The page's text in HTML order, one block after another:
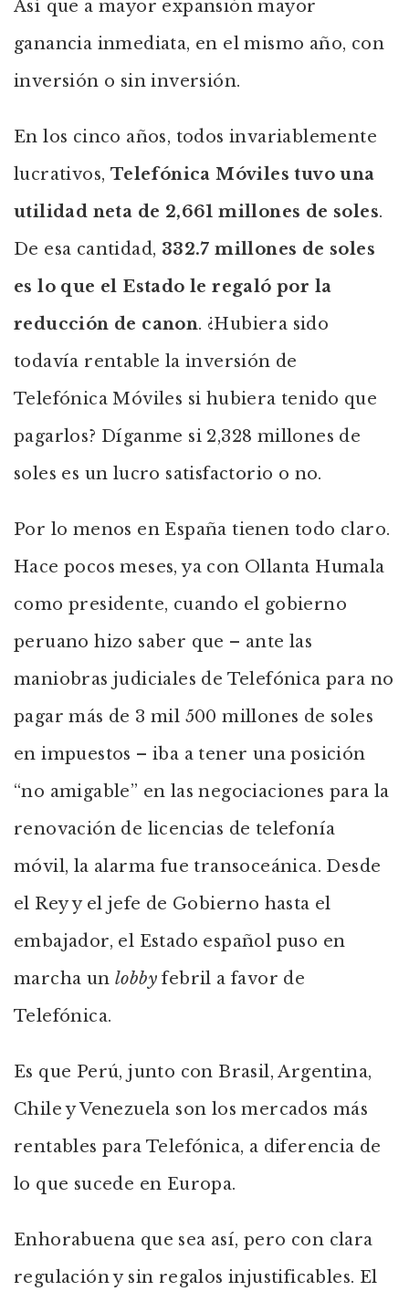
Así que a mayor expansión mayor
ganancia inmediata, en el mismo año, con
inversión o sin inversión.
En los cinco años, todos invariablemente
lucrativos, Telefónica Móviles tuvo una
utilidad neta de 2,661 millones de soles.
De esa cantidad, 332.7 millones de soles
es lo que el Estado le regaló por la
reducción de canon. ¿Hubiera sido
todavía rentable la inversión de
Telefónica Móviles si hubiera tenido que
pagarlos? Díganme si 2,328 millones de
soles es un lucro satisfactorio o no.
Por lo menos en España tienen todo claro.
Hace pocos meses, ya con Ollanta Humala
como presidente, cuando el gobierno
peruano hizo saber que – ante las
maniobras judiciales de Telefónica para no
pagar más de 3 mil 500 millones de soles
en impuestos – iba a tener una posición
“no amigable” en las negociaciones para la
renovación de licencias de telefonía
móvil, la alarma fue transoceánica. Desde
el Rey y el jefe de Gobierno hasta el
embajador, el Estado español puso en
marcha unlobby febril a favor de
Telefónica.
Es que Perú, junto con Brasil, Argentina,
Chile y Venezuela son los mercados más
rentables para Telefónica, a diferencia de
lo que sucede en Europa.
Enhorabuena que sea así, pero con clara
regulación y sin regalos injustificables. El